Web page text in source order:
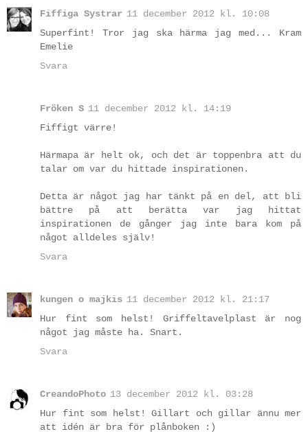
Fiffiga Systrar 11 december 2012 kl. 10:08
Superfint! Tror jag ska härma jag med... Kram
Emelie
Svara
Fröken S 11 december 2012 kl. 14:19
Fiffigt värre!
Härmapa är helt ok, och det är toppenbra att du
talar om var du hittade inspirationen.
Detta är något jag har tänkt på en del, att bli
bättre på att berätta var jag hittat
inspirationen de gånger jag inte bara kom på
något alldeles själv!
Svara
kungen o majkis 11 december 2012 kl. 21:17
Hur fint som helst! Griffeltavelplast är nog
något jag måste ha. Snart.
Svara
CreandoPhoto 13 december 2012 kl. 03:28
Hur fint som helst! Gillart och gillar ännu mer
att idén är bra för plånboken :)